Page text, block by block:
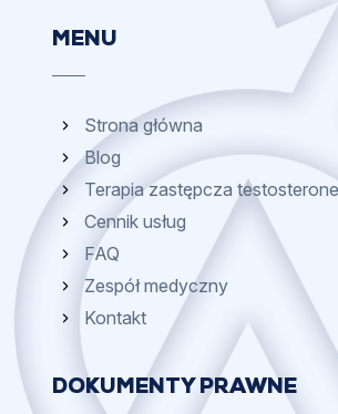
MENU
Strona główna
Blog
Terapia zastępcza
Cennik usług
FAQ
Zespół medyczny
Kontakt
DOKUMENTY PRAWNE